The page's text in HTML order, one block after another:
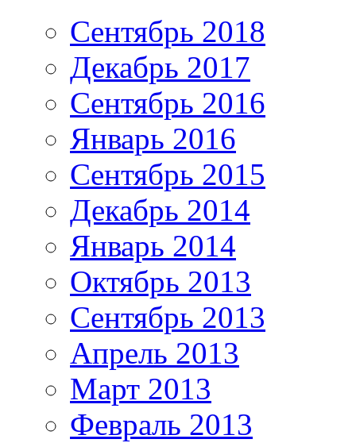
Сентябрь 2018
Декабрь 2017
Сентябрь 2016
Январь 2016
Сентябрь 2015
Декабрь 2014
Январь 2014
Октябрь 2013
Сентябрь 2013
Апрель 2013
Март 2013
Февраль 2013